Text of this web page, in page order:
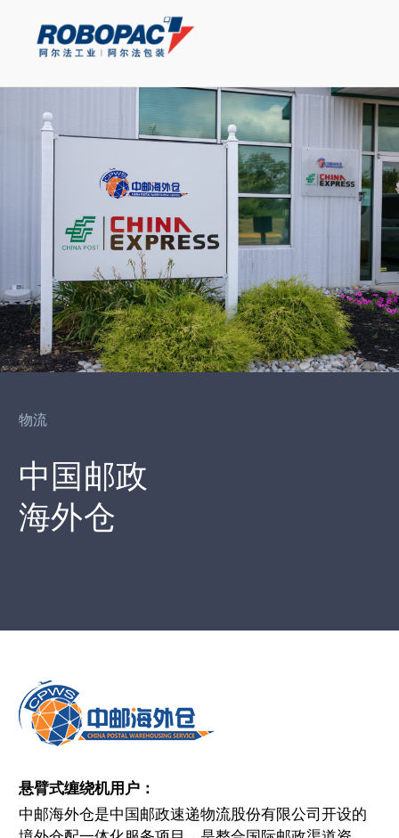
物流
中国邮政
海外仓
悬臂式缠绕机用户：
中邮海外仓是中国邮政速递物流股份有限公司开设的